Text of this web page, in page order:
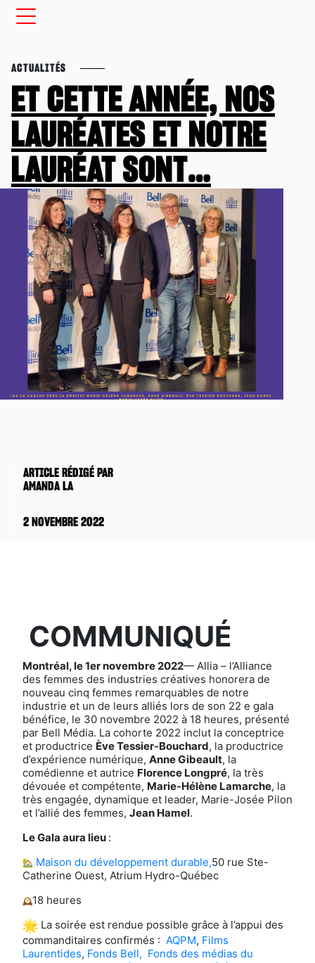
ACTUALITÉS
ET CETTE ANNÉE, NOS
LAURÉATES ET NOTRE
LAURÉAT SONT…
ARTICLE RÉDIGÉ PAR
AMANDA LA
2 NOVEMBRE 2022
COMMUNIQUÉ
Montréal, le 1er novembre 2022— Allia – l’Alliance
des femmes des industries créatives honorera de
nouveau cinq femmes remarquables de notre
industrie et un de leurs alliés lors de son 22 e gala
bénéfice, le 30 novembre 2022 à 18 heures, présenté
par Bell Média. La cohorte 2022 inclut la conceptrice
et productrice Ève Tessier-Bouchard, la productrice
d’expérience numérique, Anne Gibeault, la
comédienne et autrice Florence Longpré, la très
dévouée et compétente, Marie-Hélène Lamarche, la
très engagée, dynamique et leader, Marie-Josée Pilon
et l’allié des femmes, Jean Hamel.
Le Gala aura lieu :
Maison du développement durable,50 rue Ste-
Catherine Ouest, Atrium Hydro-Québec
18 heures
La soirée est rendue possible grâce à l’appui des
commanditaires confirmés : AQPM, Films
Laurentides, Fonds Bell, Fonds des médias du